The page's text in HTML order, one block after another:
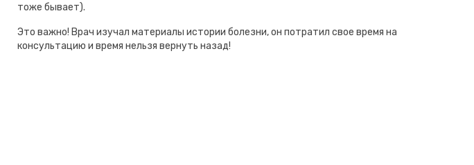
тоже бывает).
Это важно! Врач изучал материалы истории болезни, он потратил свое время на
консультацию и время нельзя вернуть назад!